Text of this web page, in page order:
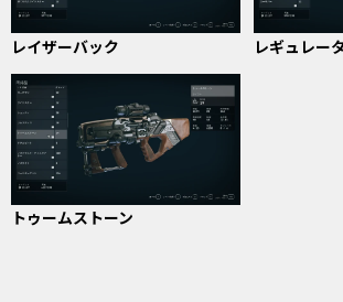
レイザーバック レギュレー
トゥームストーン